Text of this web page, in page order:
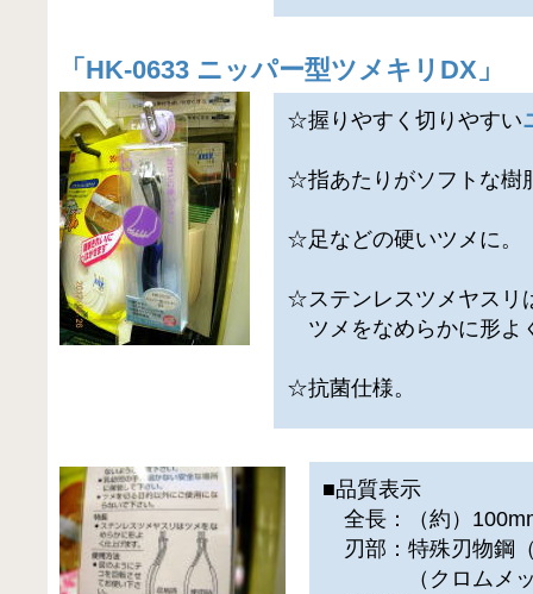
「 HK-0633 ニッパー型ツメキリDX 」
☆握りやすく切りやすい
☆指あたりがソフトな樹
☆足などの硬いツメに。
☆ステンレスツメヤスリ
ツメをなめらかに形よ
☆抗菌仕様。
■品質表示
全長：（約）
刃部：特殊刃物鋼
（クロムメッ